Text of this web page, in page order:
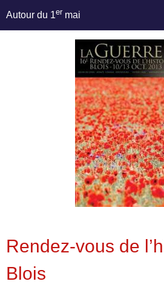
Autour du 1er mai
Rendez-vous de
Blois